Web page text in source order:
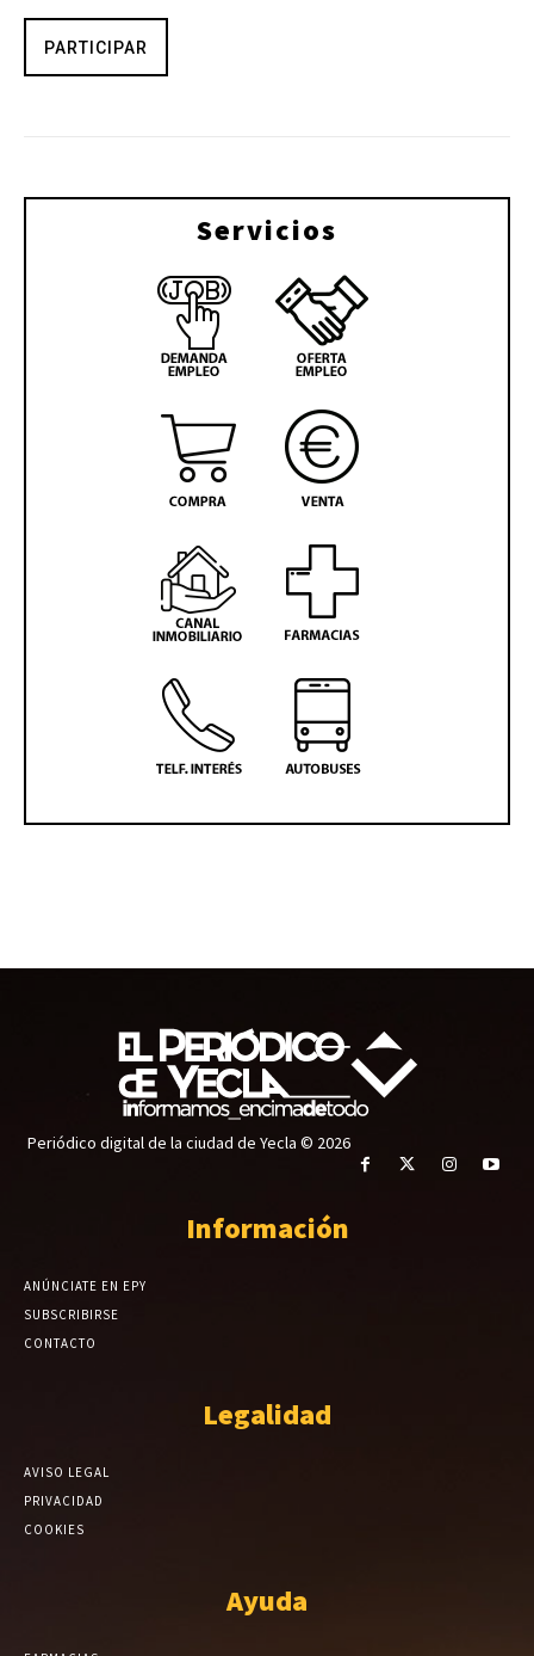
PARTICIPAR
Servicios
Periódico digital de la ciudad de Yecla © 2026
Información
ANÚNCIATE EN EPY
SUBSCRIBIRSE
CONTACTO
Legalidad
AVISO LEGAL
PRIVACIDAD
COOKIES
Ayuda